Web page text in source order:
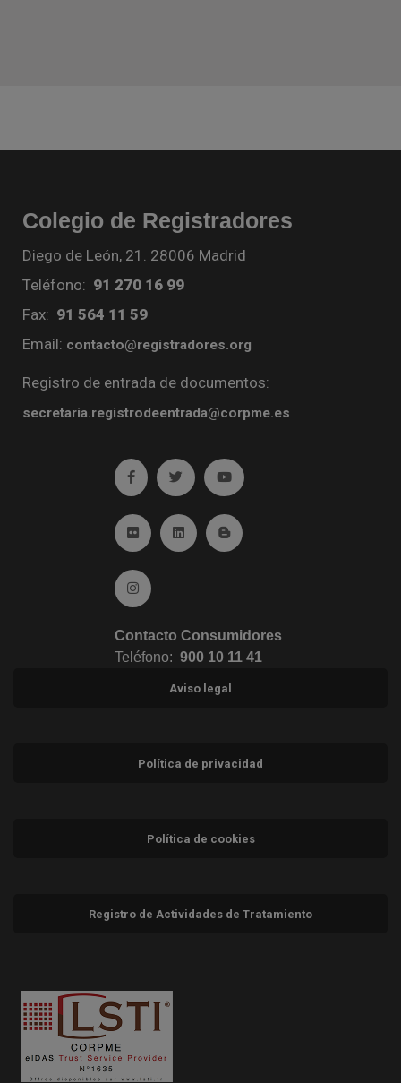
Colegio de Registradores
Diego de León, 21. 28006 Madrid
Teléfono: 91 270 16 99
Fax: 91 564 11 59
Email: contacto@registradores.org
Registro de entrada de documentos:
secretaria.registrodeentrada@corpme.es
Ir a facebook (abre en ventana nueva)
Ir a twitter (abre en ventana nueva)
Ir a YouTube (abre en
Ir a Flickr (abre en ventana nueva)
Ir a Linkedin (abre en ventana nueva)
Ir al Blog (abre en ventana
Ir a Instagram (abre en ventana nueva)
Contacto Consumidores
Teléfono: 900 10 11 41
Aviso legal
Política de privacidad
Política de cookies
Registro de Actividades de Tratamiento